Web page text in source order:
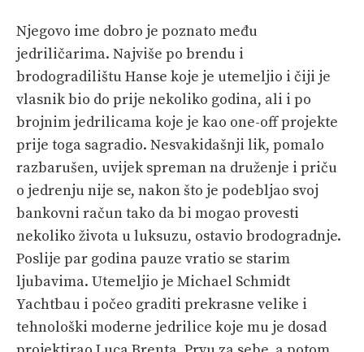
SPIZA
VELIKE PRIČE
PRETPLATA
SHOP
Njegovo ime dobro je poznato među
jedriličarima. Najviše po brendu i
brodogradilištu Hanse koje je utemeljio i čiji je
vlasnik bio do prije nekoliko godina, ali i po
brojnim jedrilicama koje je kao one-off projekte
prije toga sagradio. Nesvakidašnji lik, pomalo
razbarušen, uvijek spreman na druženje i priču
o jedrenju nije se, nakon što je podebljao svoj
bankovni račun tako da bi mogao provesti
nekoliko života u luksuzu, ostavio brodogradnje.
Poslije par godina pauze vratio se starim
ljubavima. Utemeljio je Michael Schmidt
Yachtbau i počeo graditi prekrasne velike i
tehnološki moderne jedrilice koje mu je dosad